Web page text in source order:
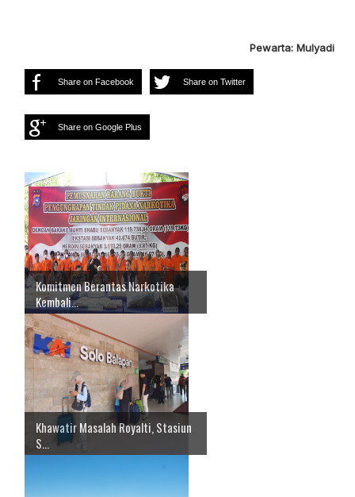
Pewarta: Mulyadi
Share on Facebook Share on Twitter
Share on Google Plus
Komitmen Berantas Narkotika
Kembali...
Khawatir Masalah Royalti, Stasiun
S...